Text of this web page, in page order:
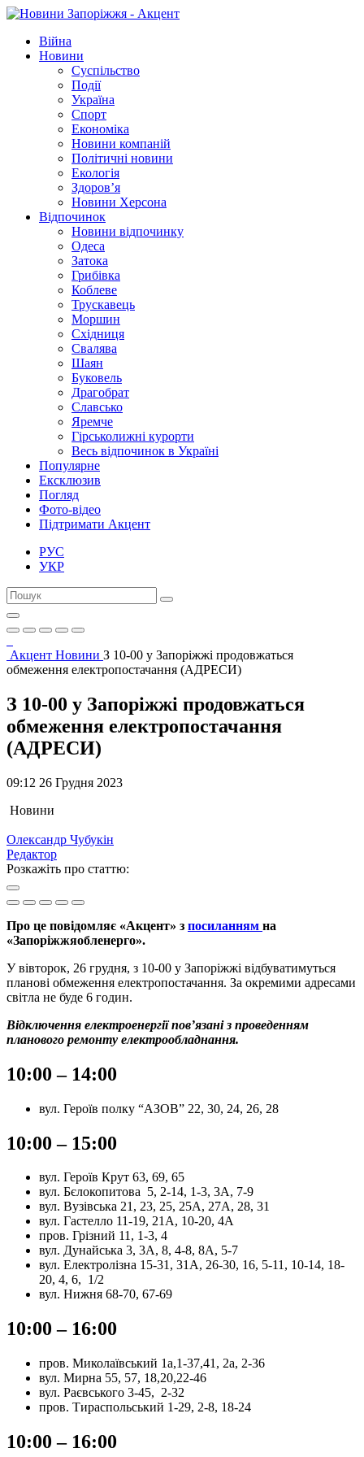
Війна
Новини
Суспільство
Події
Україна
Спорт
Економіка
Новини компаній
Політичні новини
Екологія
Здоров’я
Новини Херсона
Відпочинок
Новини відпочинку
Одеса
Затока
Грибівка
Коблеве
Трускавець
Моршин
Східниця
Свалява
Шаян
Буковель
Драгобрат
Славсько
Яремче
Гірськолижні курорти
Весь відпочинок в Україні
Популярне
Ексклюзив
Погляд
Фото-відео
Підтримати Акцент
РУС
УКР
Акцент Новини З 10-00 у Запоріжжі продовжаться
обмеження електропостачання (АДРЕСИ)
З 10-00 у Запоріжжі продовжаться
обмеження електропостачання
(АДРЕСИ)
09:12 26 Грудня 2023
Новини
Олександр Чубукін
Редактор
Розкажіть про статтю:
Про це повідомляє «Акцент» з посиланням на
«Запоріжжяобленерго».
У вівторок, 26 грудня, з 10-00 у Запоріжжі відбуватимуться
планові обмеження електропостачання. За окремими адресами
світла не буде 6 годин.
Відключення електроенергії пов’язані з проведенням
планового ремонту електрообладнання.
10:00 – 14:00
вул. Героїв полку “АЗОВ” 22, 30, 24, 26, 28
10:00 – 15:00
вул. Героїв Крут 63, 69, 65
вул. Бєлокопитова 5, 2-14, 1-3, 3А, 7-9
вул. Вузівська 21, 23, 25, 25А, 27А, 28, 31
вул. Гастелло 11-19, 21А, 10-20, 4А
пров. Грізний 11, 1-3, 4
вул. Дунайська 3, 3А, 8, 4-8, 8А, 5-7
вул. Електролізна 15-31, 31А, 26-30, 16, 5-11, 10-14, 18-
20, 4, 6, 1/2
вул. Нижня 68-70, 67-69
10:00 – 16:00
пров. Миколаївський 1а,1-37,41, 2а, 2-36
вул. Мирна 55, 57, 18,20,22-46
вул. Раєвського 3-45, 2-32
пров. Тираспольський 1-29, 2-8, 18-24
10:00 – 16:00